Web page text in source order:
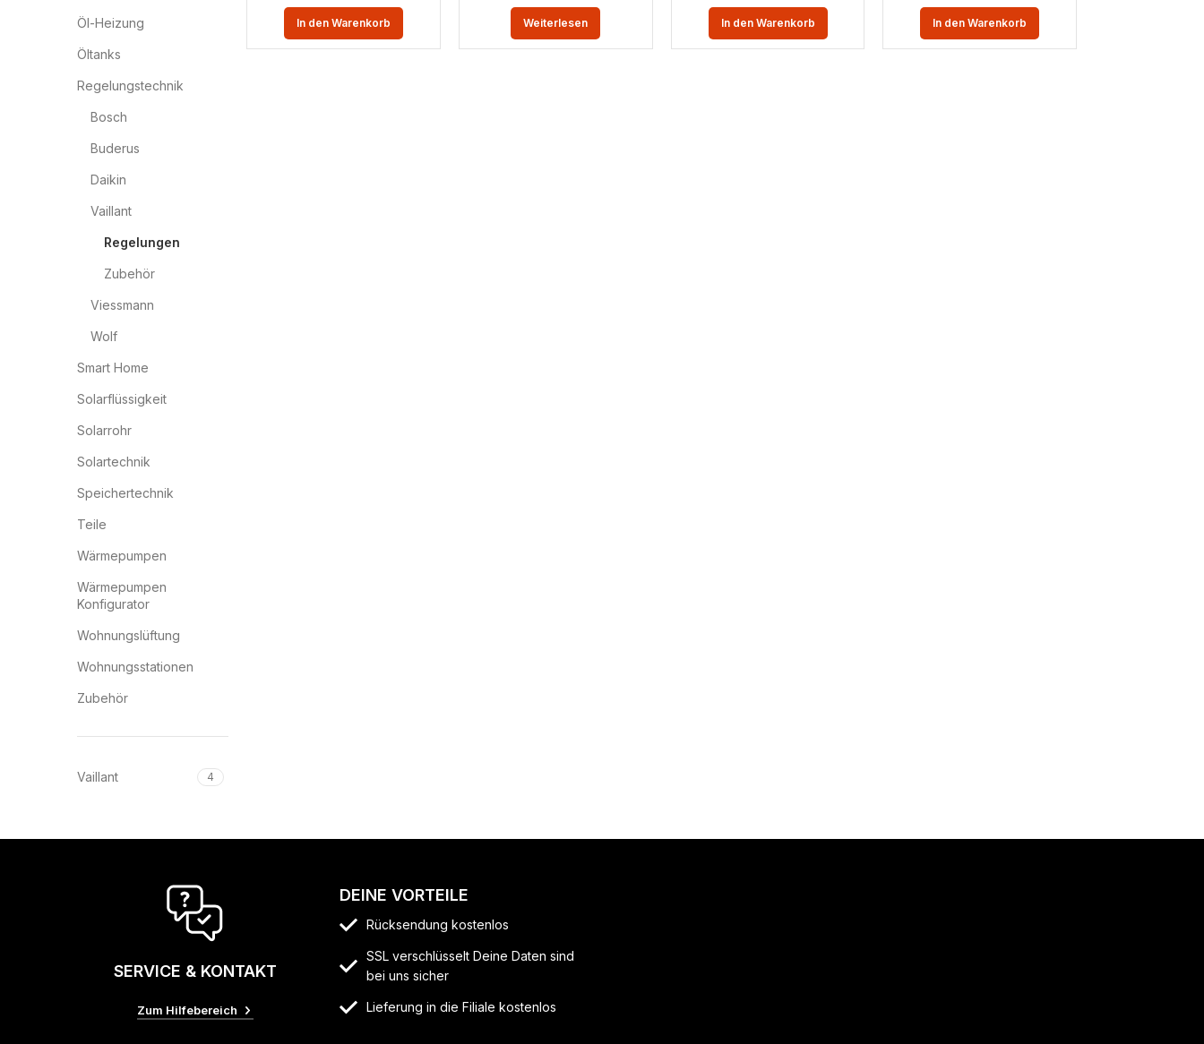
Öl-Heizung
Öltanks
Regelungstechnik
Bosch
Buderus
Daikin
Vaillant
Regelungen
Zubehör
Viessmann
Wolf
Smart Home
Solarflüssigkeit
Solarrohr
Solartechnik
Speichertechnik
Teile
Wärmepumpen
Wärmepumpen
Konfigurator
Wohnungslüftung
Wohnungsstationen
Zubehör
Vaillant 4
In den Warenkorb Weiterlesen In den Warenkorb In den Warenkorb
SERVICE & KONTAKT
Zum Hilfebereich
DEINE VORTEILE
Rücksendung kostenlos
SSL verschlüsselt Deine Daten sind
bei uns sicher
Lieferung in die Filiale kostenlos